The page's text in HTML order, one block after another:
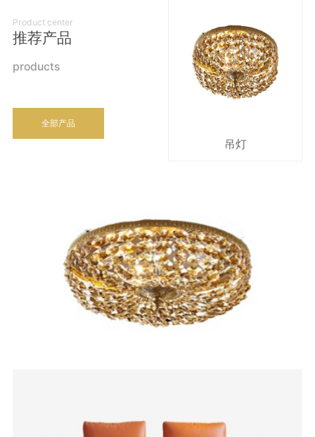
Product center
推荐产品
products
全部产品
吊灯